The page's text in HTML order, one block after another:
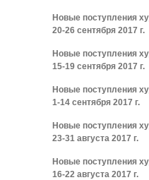
Новые поступления
20-26 сентября 2017 г.
Новые поступления
15-19 сентября 2017 г.
Новые поступления
1-14 сентября 2017 г.
Новые поступления
23-31 августа 2017 г.
Новые поступления
16-22 августа 2017 г.